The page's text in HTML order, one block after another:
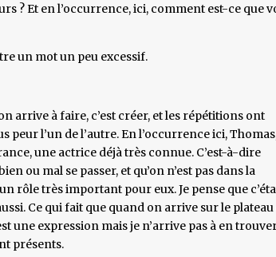
? Et en l’occurrence, ici, comment est-ce que
un mot un peu excessif.
arrive à faire, c’est créer, et les répétitions ont
peur l’un de l’autre. En l’occurrence ici,
une actrice déjà très connue. C’est-à-dire
ou mal se passer, et qu’on n’est pas dans la
rôle très important pour eux. Je pense que
Ce qui fait que quand on arrive sur le plateau
une expression mais je n’arrive pas à en
présents.